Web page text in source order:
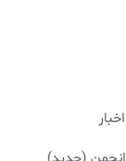
اخبار